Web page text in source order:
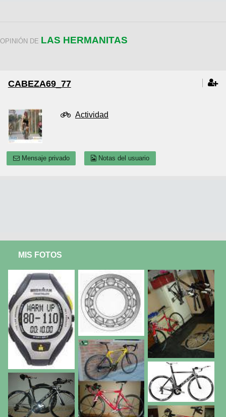
OPINIÓN DE LAS HERMANITAS
CABEZA69_77
Actividad
Mensaje privado Notas del usuario
MIS FOTOS